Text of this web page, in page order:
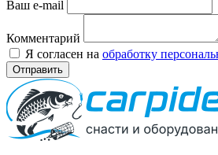
Ваш e-mail
Комментарий
Я согласен на обработку
Отправить